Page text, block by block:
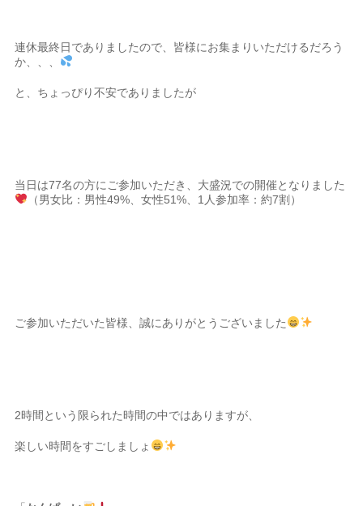
連休最終日でありましたので、皆様にお集まりいただけるだろう
か、、、
と、ちょっぴり不安でありましたが
当日は77名の方にご参加いただき、大盛況での開催となりました
（男女比：男性49%、女性51%、1人参加率：約7割）
ご参加いただいた皆様、誠にありがとうございました
2時間という限られた時間の中ではありますが、
楽しい時間をすごしましょ